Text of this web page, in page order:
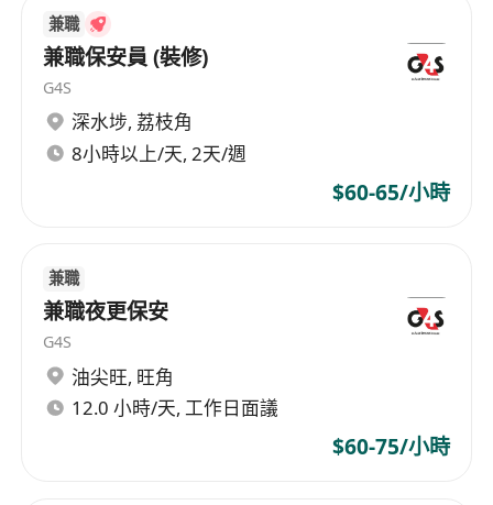
Environmental Trading Co., Ltd. was established
on March 27, 2017, providing comprehensive
recycling management solutions including
waste recycling management, door-to-door
collection, handling of confidential items, and
goods destruction services. The company
prioritizes high-quality service to meet the
the company also offers various recycling
services, providing customers with a full range
of solutions. Heliolong Environmental Trading
professional and reliable environmental trade
services to its clients.
兼職
兼職保安員 (裝修)
G4S
深水埗, 荔枝角
8小時以上/天, 2天/週
$60-65/小時
兼職
兼職夜更保安
G4S
油尖旺, 旺角
12.0 小時/天, 工作日面議
$60-75/小時